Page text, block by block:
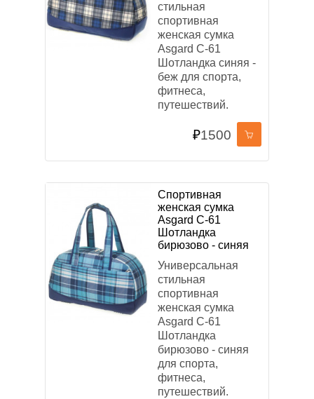
стильная
спортивная
женская сумка
Asgard С-61
Шотландка синяя -
беж для спорта,
фитнеса,
путешествий.
₽1500
Спортивная
женская сумка
Asgard С-61
Шотландка
бирюзово - синяя
Универсальная
стильная
спортивная
женская сумка
Asgard С-61
Шотландка
бирюзово - синяя
для спорта,
фитнеса,
путешествий.